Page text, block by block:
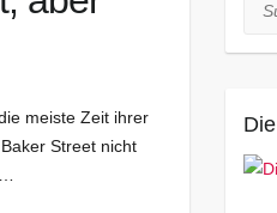
meiste Zeit ihrer
Street nicht